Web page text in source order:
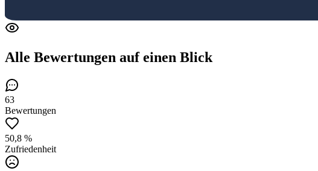
Alle Bewertungen auf einen Blick
63
Bewertungen
50,8 %
Zufriedenheit